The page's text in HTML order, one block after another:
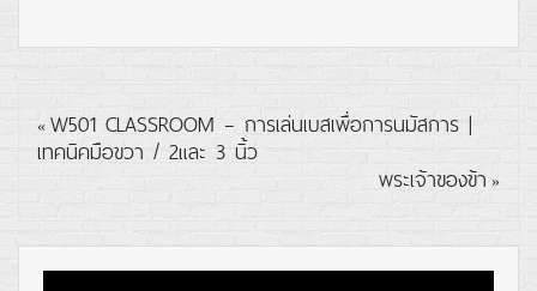
« W501 CLASSROOM – การเล่นเบสเพื่อการนมัสการ |
เทคนิคมือขวา / 2และ 3 นิ้ว
พระเจ้าของข้า »